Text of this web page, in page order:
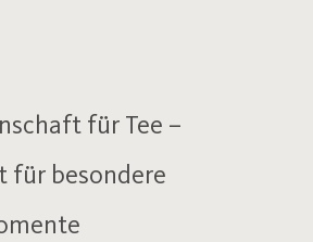
für Tee –
für besondere